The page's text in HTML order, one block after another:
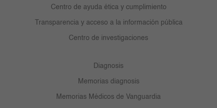
Centro de ayuda ética y cumplimiento
Transparencia y acceso a la información pública
Centro de investigaciones
Diagnosis
Memorias diagnosis
Memorias Médicos de Vanguardia